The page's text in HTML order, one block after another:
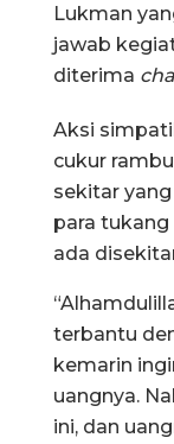
Lukman
jawab
diterima
Aksi
cukur
sekitar
para
ada
terbantu
kemarin
uangnya.
ini, dan